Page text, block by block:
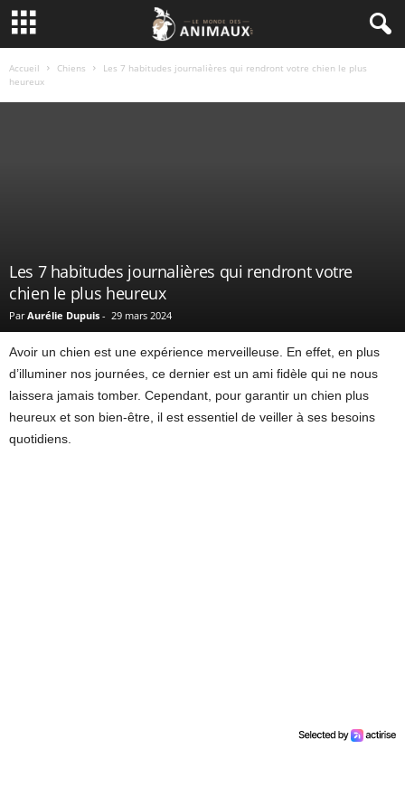
Accueil Chiens
Les 7 habitudes journalières qui rendront votre chien le plus
heureux
Les 7 habitudes journalières qui rendront votre
chien le plus heureux
Par Aurélie Dupuis - 29 mars 2024
Avoir un chien est une expérience merveilleuse. En effet, en plus
d’illuminer nos journées, ce dernier est un ami fidèle qui ne nous
laissera jamais tomber. Cependant, pour garantir un chien plus
heureux et son bien-être, il est essentiel de veiller à ses besoins
quotidiens.